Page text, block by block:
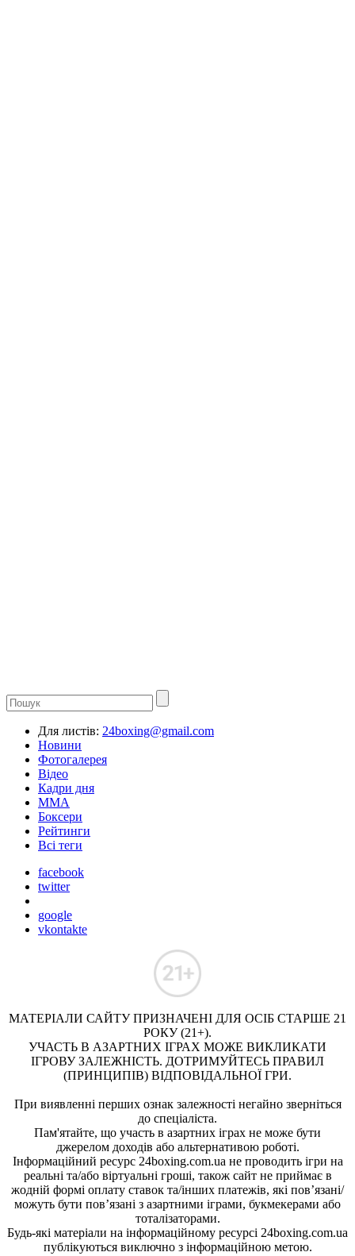
Для листів: 24boxing@gmail.com
Новини
Фотогалерея
Відео
Кадри дня
ММА
Боксери
Рейтинги
Всі теги
facebook
twitter
google
vkontakte
МАТЕРІАЛИ САЙТУ ПРИЗНАЧЕНІ ДЛЯ ОСІБ СТАРШЕ 21
РОКУ (21+).
УЧАСТЬ В АЗАРТНИХ ІГРАХ МОЖЕ ВИКЛИКАТИ
ІГРОВУ ЗАЛЕЖНІСТЬ. ДОТРИМУЙТЕСЬ ПРАВИЛ
(ПРИНЦИПІВ) ВІДПОВІДАЛЬНОЇ ГРИ.
При виявленні перших ознак залежності негайно зверніться
до спеціаліста.
Пам'ятайте, що участь в азартних іграх не може бути
джерелом доходів або альтернативою роботі.
Інформаційний ресурс 24boxing.com.ua не проводить ігри на
реальні та/або віртуальні гроші, також сайт не приймає в
жодній формі оплату ставок та/інших платежів, які пов’язані/
можуть бути пов’язані з азартними іграми, букмекерами або
тоталізаторами.
Будь-які матеріали на інформаційному ресурсі 24boxing.com.ua
публікуються виключно з інформаційною метою.